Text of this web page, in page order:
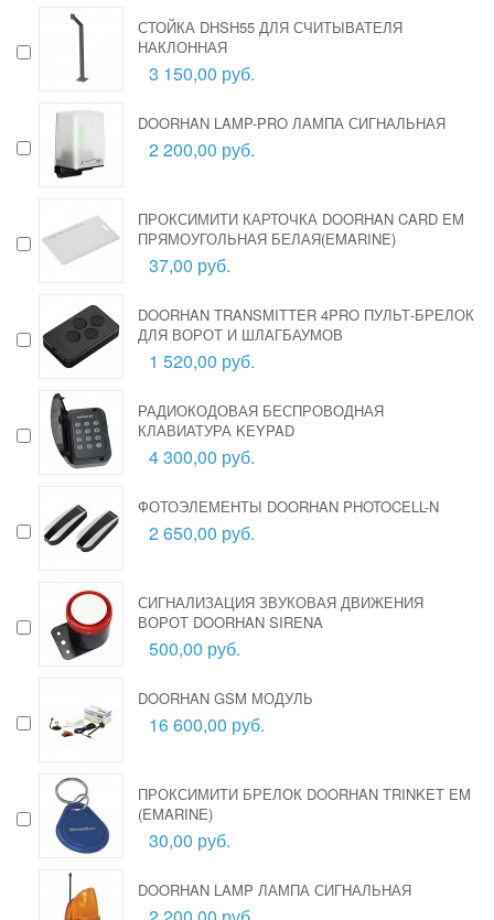
СТОЙКА DHSH55 ДЛЯ СЧИТЫВАТЕЛЯ
НАКЛОННАЯ
3 150,00 руб.
DOORHAN LAMP-PRO ЛАМПА СИГНАЛЬНАЯ
2 200,00 руб.
ПРОКСИМИТИ КАРТОЧКА DOORHAN CARD EM
ПРЯМОУГОЛЬНАЯ БЕЛАЯ(EMARINE)
37,00 руб.
DOORHAN TRANSMITTER 4PRO ПУЛЬТ-БРЕЛОК
ДЛЯ ВОРОТ И ШЛАГБАУМОВ
1 520,00 руб.
РАДИОКОДОВАЯ БЕСПРОВОДНАЯ
КЛАВИАТУРА KEYPAD
4 300,00 руб.
ФОТОЭЛЕМЕНТЫ DOORHAN PHOTOCELL-N
2 650,00 руб.
СИГНАЛИЗАЦИЯ ЗВУКОВАЯ ДВИЖЕНИЯ
ВОРОТ DOORHAN SIRENA
500,00 руб.
DOORHAN GSM МОДУЛЬ
16 600,00 руб.
ПРОКСИМИТИ БРЕЛОК DOORHAN TRINKET EM
(EMARINE)
30,00 руб.
DOORHAN LAMP ЛАМПА СИГНАЛЬНАЯ